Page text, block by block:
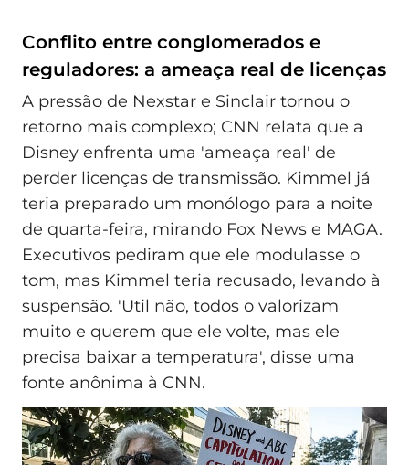
Conflito entre conglomerados e
reguladores: a ameaça real de licenças
A pressão de Nexstar e Sinclair tornou o
retorno mais complexo; CNN relata que a
Disney enfrenta uma 'ameaça real' de
perder licenças de transmissão. Kimmel já
teria preparado um monólogo para a noite
de quarta-feira, mirando Fox News e MAGA.
Executivos pediram que ele modulasse o
tom, mas Kimmel teria recusado, levando à
suspensão. 'Util não, todos o valorizam
muito e querem que ele volte, mas ele
precisa baixar a temperatura', disse uma
fonte anônima à CNN.